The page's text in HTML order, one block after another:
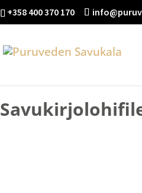
+358 400 370 170